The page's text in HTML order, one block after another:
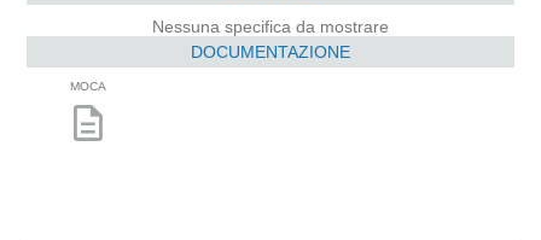
Nessuna specifica da mostrare
DOCUMENTAZIONE
MOCA
description